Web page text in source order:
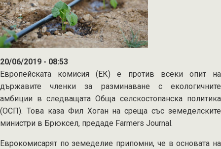
по
договаряне
на
новата
ОСП
20/06/2019 - 08:53
Европейската комисия (ЕК) е против всеки опит на
държавите членки за разминаване с екологичните
амбиции в следващата Обща селскостопанска политика
(ОСП). Това каза Фил Хоган на среща със земеделските
министри в Брюксел, предаде Farmers Journal.
Еврокомисарят по земеделие припомни, че в основата на